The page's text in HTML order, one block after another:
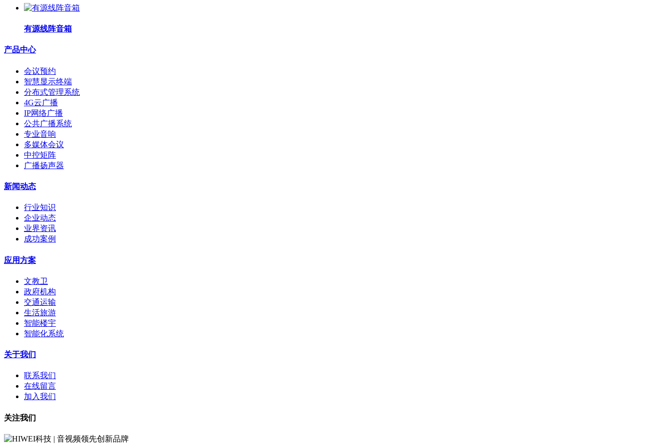
有源线阵音箱
产品中心
会议预约
智慧显示终端
分布式管理系统
4G云广播
IP网络广播
公共广播系统
专业音响
多媒体会议
中控矩阵
广播扬声器
新闻动态
行业知识
企业动态
业界资讯
成功案例
应用方案
文教卫
政府机构
交通运输
生活旅游
智能楼宇
智能化系统
关于我们
联系我们
在线留言
加入我们
关注我们